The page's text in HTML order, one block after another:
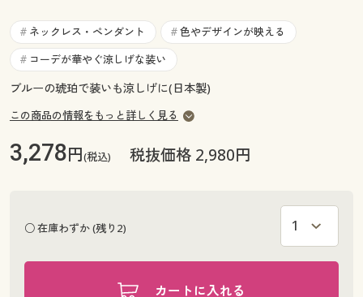
お気に入り
サポート
ご利用ガイド
よくある質問とお問い合わせ
サポート
ご利用ガイド
# ネックレス・ペンダント # 色やデザインが映える
# コーデが華やぐ涼しげな装い
ブルーの琥珀で装いも涼しげに(日本製)
この商品の情報をもっと詳しく見る
3,278円(税込) 税抜価格 2,980円
○ 在庫わずか (残り2)
カートに入れる